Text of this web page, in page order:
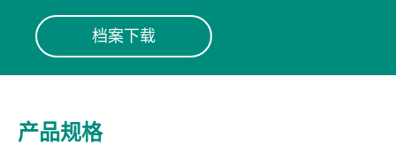
档案下载
产品规格